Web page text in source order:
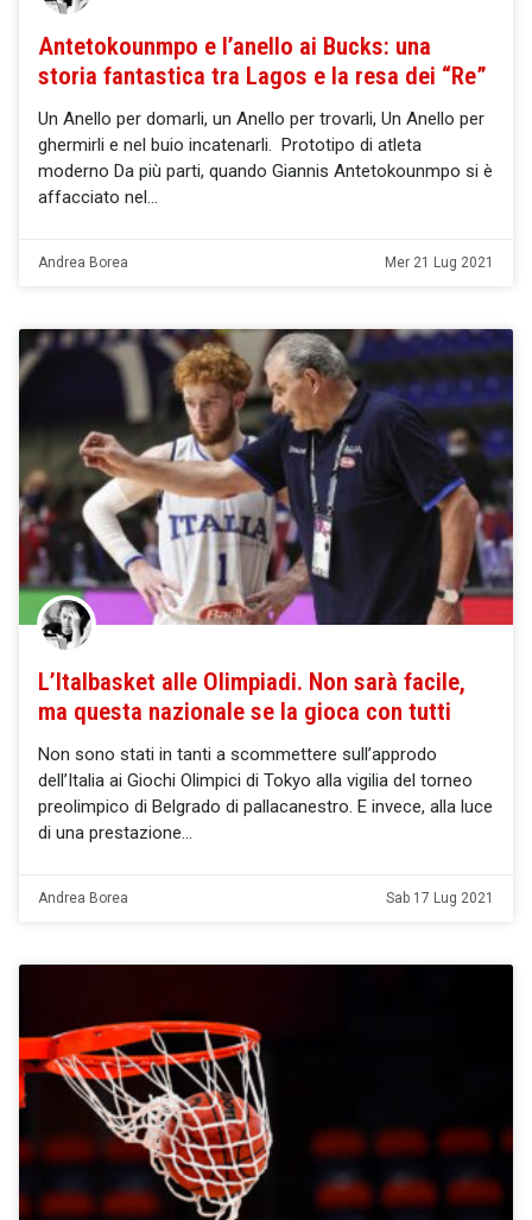
Antetokounmpo e l’anello ai Bucks: una
storia fantastica tra Lagos e la resa dei “Re”
Un Anello per domarli, un Anello per trovarli, Un Anello per
ghermirli e nel buio incatenarli. Prototipo di atleta
moderno Da più parti, quando Giannis Antetokounmpo si è
affacciato nel
Andrea Borea Mer 21 Lug 2021
L’Italbasket alle Olimpiadi. Non sarà facile,
ma questa nazionale se la gioca con tutti
Non sono stati in tanti a scommettere sull’approdo
dell’Italia ai Giochi Olimpici di Tokyo alla vigilia del torneo
preolimpico di Belgrado di pallacanestro. E invece, alla luce
di una prestazione
Andrea Borea Sab 17 Lug 2021